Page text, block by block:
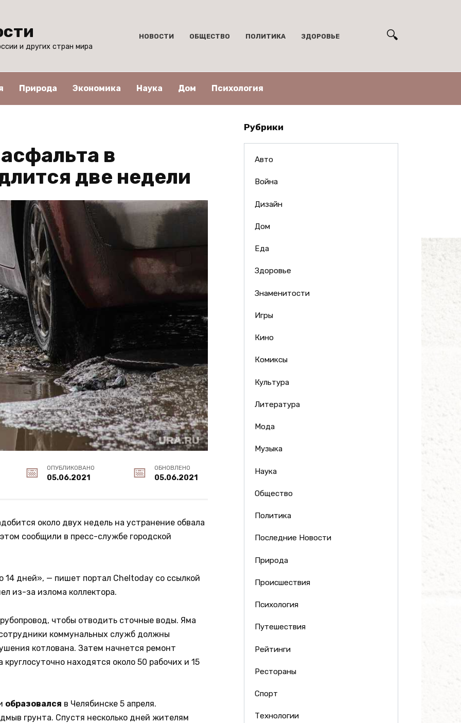
и других стран мира
НОВОСТИ ОБЩЕСТВО ПОЛИТИКА ЗДОРОВЬЕ
Природа Экономика Наука Дом Психология
в
две недели
ОПУБЛИКОВАНО
05.06.2021
ОБНОВЛЕНО
05.06.2021
около двух недель на устранение обвала
сообщили в пресс-службе городской
14 дней», — пишет портал Cheltoday со ссылкой
из-за излома коллектора.
чтобы отводить сточные воды. Яма
коммунальных служб должны
котлована. Затем начнется ремонт
находятся около 50 рабочих и 15
образовался в Челябинске 5 апреля.
грунта. Спустя несколько дней жителям
Рубрики
Авто
Война
Дизайн
Дом
Еда
Здоровье
Знаменитости
Игры
Кино
Комиксы
Культура
Литература
Мода
Музыка
Наука
Общество
Политика
Последние Новости
Природа
Происшествия
Психология
Путешествия
Рейтинги
Рестораны
Спорт
Технологии